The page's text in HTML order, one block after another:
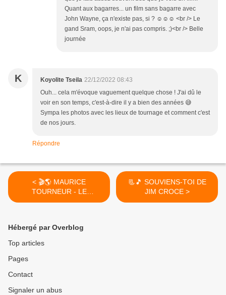
Quant aux bagarres... un film sans bagarre avec
John Wayne, ça n'existe pas, si ? ☺☺☺ <br /> Le
gand Sram, oops, je n'ai pas compris. ;)<br /> Belle
journée
K Koyolite Tseila 22/12/2022 08:43
Ouh... cela m'évoque vaguement quelque chose ! J'ai dû le
voir en son temps, c'est-à-dire il y a bien des années 😅
Sympa les photos avec les lieux de tournage et comment c'est
de nos jours.
Répondre
< 🎬🌎 MAURICE
TOURNEUR - LE
PAPILLON MEURTRI (THE
📃🎵 SOUVIENS-TOI DE
JIM CROCE >
Hébergé par Overblog
Top articles
Pages
Contact
Signaler un abus